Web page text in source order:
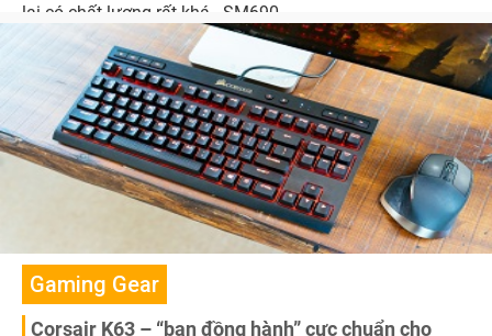
lại có chất lượng rất khá - SM690.
Gaming Gear
Corsair K63 – “bạn đồng hành” cực chuẩn cho